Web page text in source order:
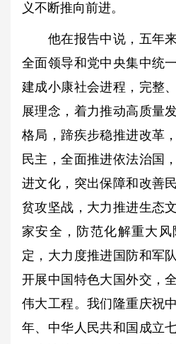
义不断推向前进。
他在报告中说，五年来
全面领导和党中央集中统
建成小康社会进程，完整
展理念，着力推动高质量
格局，蹄疾步稳推进改革
民主，全面推进依法治国
进文化，突出保障和改善
贫攻坚战，大力推进生态
家安全，防范化解重大
定，大力度推进国防和军
开展中国特色大国外交，
伟大工程。我们隆重庆祝
年、中华人民共和国成立